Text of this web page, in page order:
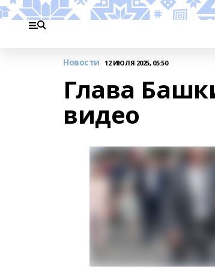
Новости 12 ИЮЛЯ 2025, 05:50
Глава
видео